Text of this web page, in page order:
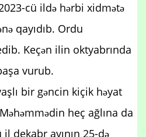
cü ildə hərbi xidmətə
qayıdıb. Ordu
Keçən ilin oktyabrında
vurub.
bir gəncin kiçik həyat
heç ağlına da
dekabr ayının 25-də